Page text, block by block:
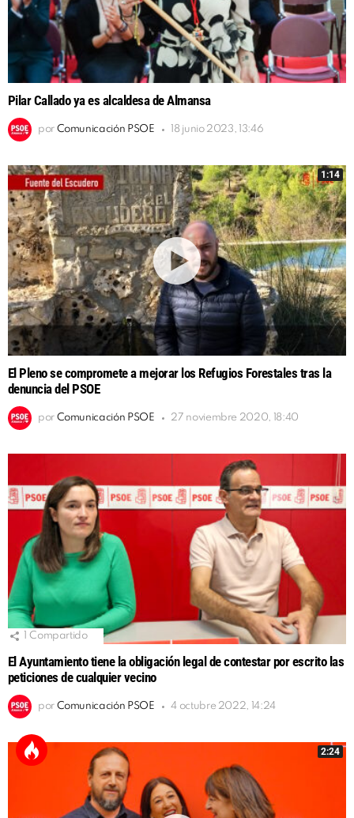
Pilar Callado ya es alcaldesa de Almansa
por Comunicación PSOE 18 junio 2023, 13:46
1:14
El Pleno se compromete a mejorar los Refugios Forestales tras la
denuncia del PSOE
por Comunicación PSOE 27 noviembre 2020, 18:40
Compartido
El Ayuntamiento tiene la obligación legal de contestar por escrito las
peticiones de cualquier vecino
por Comunicación PSOE 4 octubre 2022, 14:24
2:24